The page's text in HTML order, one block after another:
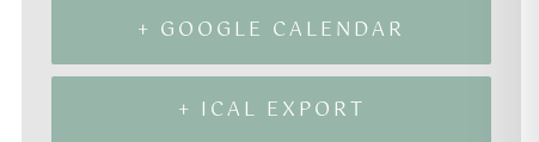
+ GOOGLE CALENDAR
+ ICAL EXPORT